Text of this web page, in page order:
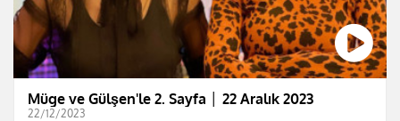
Müge ve Gülşen'le 2. Sayfa │ 22 Aralık 2023
22/12/2023